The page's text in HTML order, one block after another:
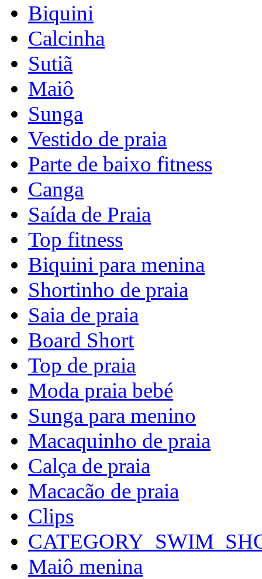
Biquini
Calcinha
Sutiã
Maiô
Sunga
Vestido de praia
Parte de baixo fitness
Canga
Saída de Praia
Top fitness
Biquini para menina
Shortinho de praia
Saia de praia
Board Short
Top de praia
Moda praia bebé
Sunga para menino
Macaquinho de praia
Calça de praia
Macacão de praia
Clips
Maiô menina